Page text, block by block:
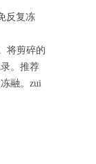
反复冻
将剪碎的
。推荐
融。zui